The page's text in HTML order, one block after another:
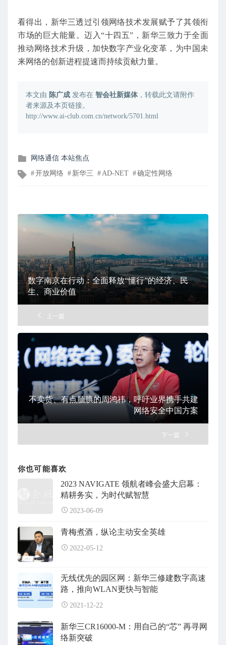
看得出，新华三透过引领网络技术发展赋予了其领衔
市场的巨大能量。迈入“十四五”，新华三致力于全面
推动网络技术升级，加快数字产业化变革，为中国未
来网络的创新进程提速而持续贡献力量。
本文由 陈广成 发布在 智会社新媒体，转载此文请附作
者来源及本页链接。
http://www.ai-club.com.cn/network/5701.html
发
在
网络通信 本站焦点
文开放网络 新华三 AD-NET 确定性网络
数字南京在行动：全面释放“懂行”的经济、民
生、商业价值
上一篇
不卖货、有点腼腆的周鸿祎，呼吁业界携手共建
网络安全中国方案
下一篇
你也可能喜欢
2023 NAVIGATE 领航者峰会盛大启幕：
精耕务实，为时代赋智慧
2023-06-09
青梅煮酒，纵论主动安全英雄
2022-05-12
无线优先的园区网：新华三修建数字高速
路，推向WLAN更快与智能
2021-12-22
新华三CR16000-M：用自己的“芯” 再寻网
络新突破